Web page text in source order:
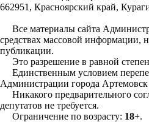
662951, Красноярский край,
Все материалы сайта
средствах массовой информации,
публикации.
Это разрешение в равной
Единственным условием
Администрации города Артемовск
Никакого предварительного
депутатов не требуется.
Ограничение по возрасту: 18+.